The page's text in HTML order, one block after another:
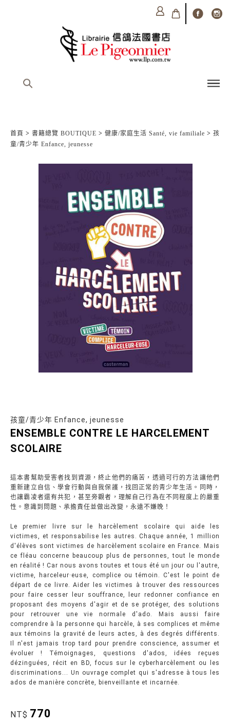
首頁 > 書籍總覽 BOUTIQUE > 健康/家庭生活 Santé, vie familiale > 孩
童/青少年 Enfance, jeunesse
孩童/青少年 Enfance, jeunesse
ENSEMBLE CONTRE LE HARCELEMENT
SCOLAIRE
這本書幫助受害者找到資源，終止他們的痛苦，透過可行的方法讓他們
重新建立自信、學會行動與自我保護，找回正常的青少年生活。同時，
也讓霸凌者還有共犯，甚至旁觀者，理解自己行為在不同程度上的嚴重
性。意識到問題、承擔責任並做出改變，永遠不嫌晚！
Le premier livre sur le harcèlement scolaire qui aide les
victimes, et responsabilise les autres. Chaque année, 1 million
d'élèves sont victimes de harcèlement scolaire en France. Mais
ce fléau concerne beaucoup plus de personnes, tout le monde
en réalité ! Car nous avons toutes et tous été un jour ou l'autre,
victime, harceleur·euse, complice ou témoin. C'est le point de
départ de ce livre. Aider les victimes à trouver des ressources
pour faire cesser leur souffrance, leur redonner confiance en
proposant des moyens d'agir et de se protéger, des solutions
pour retrouver une vie normale d'ado. Mais aussi faire
comprendre à la personne qui harcèle, à ses complices et même
aux témoins la gravité de leurs actes, à des degrés différents.
Il n'est jamais trop tard pour prendre conscience, assumer et
évoluer ! Témoignages, questions d'ados, idées reçues
dézinguées, récit en BD, focus sur le cyberharcèlement ou les
discriminations... Un ouvrage complet qui s'adresse à tous les
ados de manière concrète, bienveillante et incarnée.
NT$ 770